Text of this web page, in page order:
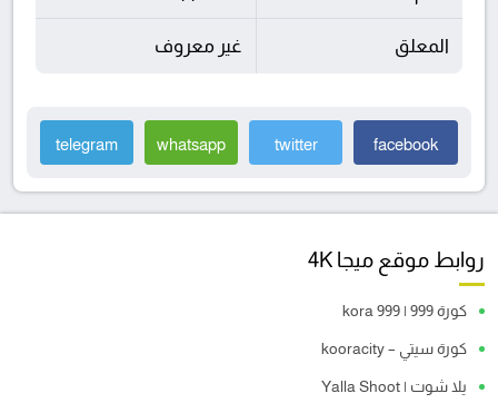
المعلق غير معروف
facebook
twitter
whatsapp
telegram
روابط موقع ميجا 4K
كورة 999 | kora 999
كورة سيتي – kooracity
يلا شوت | Yalla Shoot